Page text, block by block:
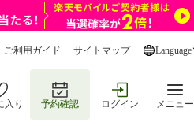
ご利用ガイド サイトマップ Language
入り 予約確認 ログイン メニュー